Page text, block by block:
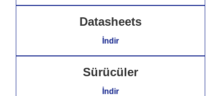
Datasheets
İndir
Sürücüler
İndir